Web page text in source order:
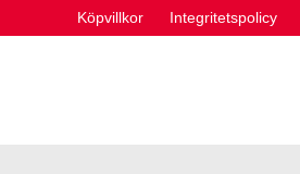
Köpvillkor Integritetspolicy